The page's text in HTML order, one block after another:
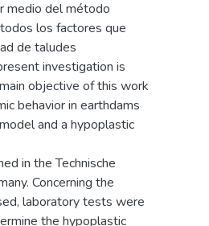
medio del método
los factores que
de taludes
investigation is
objective of this work
behavior in earthdams
and a hypoplastic
in the Technische
Concerning the
laboratory tests were
the hypoplastic